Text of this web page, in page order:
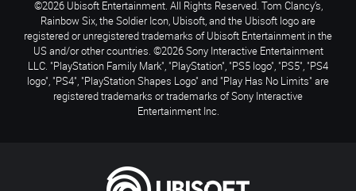
©2026 Ubisoft Entertainment. All Rights Reserved. Tom Clancy’s,
Rainbow Six, the Soldier Icon, Ubisoft, and the Ubisoft logo are
registered or unregistered trademarks of Ubisoft Entertainment in the
US and/or other countries. ©2026 Sony Interactive Entertainment
LLC. "PlayStation Family Mark", "PlayStation", "PS5 logo", "PS5", "PS4
logo", "PS4", "PlayStation Shapes Logo" and "Play Has No Limits" are
registered trademarks or trademarks of Sony Interactive
Entertainment Inc.